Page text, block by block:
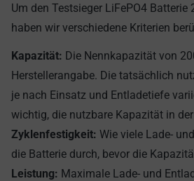
Um den Testsieger LiFePO4 Batterie
haben wir verschiedene Kriterien
Kapazität: Die Nennkapazität von
Herstellerangabe. Die tatsächlich
je nach Einsatz und Entladetiefe
wichtig, die nutzbare Kapazität in
Zyklenfestigkeit: Wie viele Lade-
die Batterie durch, bevor die
Leistung: Maximale Lade- und